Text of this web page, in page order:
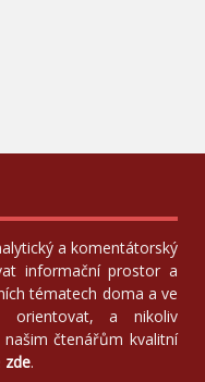
a komentátorský
informační prostor a
tématech doma a ve
orientovat, a nikoliv
čtenářům kvalitní
zde.